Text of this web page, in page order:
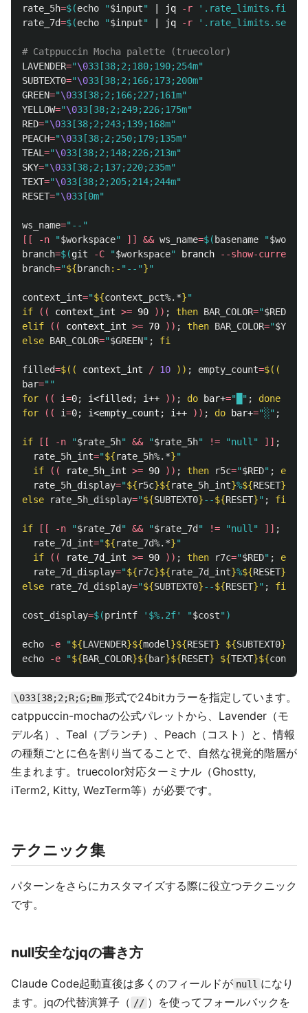
rate_5h=$(echo "$input" | jq -r
rate_7d=$(echo "$input" | jq -r
# Catppuccin Mocha palette (truecolor)
LAVENDER="\033[38;2;180;190;254m"
SUBTEXT0="\033[38;2;166;173;200m"
GREEN="\033[38;2;166;227;161m"
YELLOW="\033[38;2;249;226;175m"
RED="\033[38;2;243;139;168m"
PEACH="\033[38;2;250;179;135m"
TEAL ="\033[38;2;148;226;213m"
SKY="\033[38;2;137;220;235m"
TEXT="\033[38;2;205;214;244m"
RESET="\033[0m"
ws_name="--"
[[
-n "$workspace" ]] && ws_name=$( basename "
branch=$(git -C "$workspace" branch --show-current
branch="${branch:- "--"}"
context_int="${context_pct%.*}"
if
(( context_int >= 90 )) ; then BAR_COLOR="$RED
elif
(( context_int >= 70 )) ; then BAR_COLOR="
else BAR_COLOR="$GREEN" ; fi
filled=$(( context_int / 10 )) ; empty_count=$((
bar=""
for
(( i=0; i<filled ; i++ )) ; do bar+="█" ;
done
for
(( i=0; i<empty_count ; i++ )) ; do bar+="░" ;
if [[ -n "$rate_5h" && "$rate_5h" != "null" ]] ;
rate_5h_int="${rate_5h%.*}"
if
(( rate_5h_int >= 90 )) ; then r5c="$RED" ;
elif
rate_5h_display="${r5c}${rate_5h_int}%${RESET}
else
rate_5h_display="${SUBTEXT0}--${RESET}" ; fi
if [[ -n "$rate_7d " && "$rate_7d " != "null" ]] ;
rate_7d_int="${rate_7d%.*}"
if
(( rate_7d_int >= 90 )) ; then r7c="$RED" ;
elif
rate_7d_display="${r7c}${rate_7d_int}%${RESET}
else
rate_7d_display="${SUBTEXT0}--${RESET}" ; fi
cost_display=$(printf '$%.2f' "$cost" )
echo -e "${LAVENDER}${model }${RESET} ${SUBTEXT0}
echo
-e "${BAR_COLOR}${bar}${RESET} ${TEXT}${
\033[38;2;R;G;Bm 形式で24bitカラーを指定しています。
catppuccin-mochaの公式パレットから、Lavender（モ
デル名）、Teal（ブランチ）、Peach（コスト）と、情報
の種類ごとに色を割り当てることで、自然な視覚的階層が
生まれます。truecolor対応ターミナル（Ghostty,
iTerm2, Kitty, WezTerm等）が必要です。
テクニック集
パターンをさらにカスタマイズする際に役立つテクニック
です。
null安全なjqの書き方
Claude Code起動直後は多くのフィールドが null になり
ます。jqの代替演算子（ // ）を使ってフォールバックを